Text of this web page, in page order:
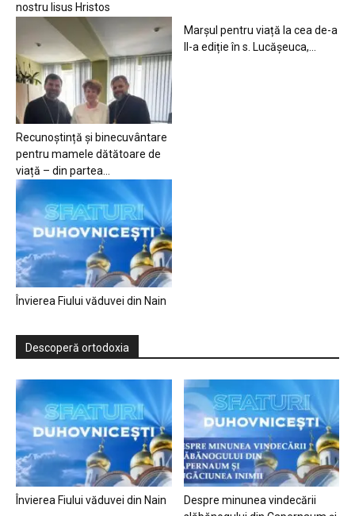
nostru Iisus Hristos
Recunoștință și binecuvântare
pentru mamele dătătoare de
viață – din partea...
Marșul pentru viață la cea de-a
II-a ediție în s. Lucășeuca,...
Învierea Fiului văduvei din Nain
Descoperă ortodoxia
Învierea Fiului văduvei din Nain
Despre minunea vindecării